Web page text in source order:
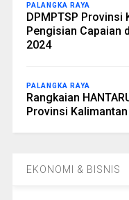
PALANGKA RAYA
DPMPTSP Provinsi
Pengisian Capaian
2024
PALANGKA RAYA
Rangkaian
Provinsi
EKONOMI & BISNIS